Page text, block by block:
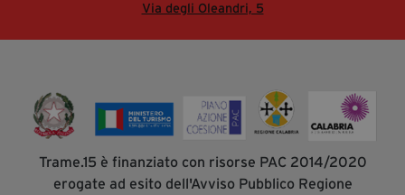
Via degli Oleandri, 5
Trame.15 è finanziato con risorse PAC 2014/2020
erogate ad esito dell'Avviso Pubblico Regione